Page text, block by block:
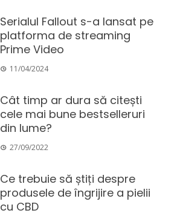
Serialul Fallout s-a lansat pe
platforma de streaming
Prime Video
11/04/2024
Cât timp ar dura să citești
cele mai bune bestselleruri
din lume?
27/09/2022
Ce trebuie să știți despre
produsele de îngrijire a pielii
cu CBD